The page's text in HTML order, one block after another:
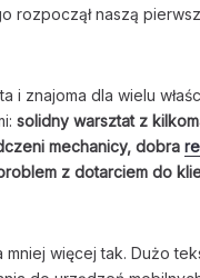
rozpoczął naszą
i znajoma dla wielu
solidny warsztat z
mechanicy, dobra
z dotarciem do
mniej więcej tak. Dużo